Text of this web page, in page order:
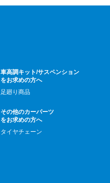
車高調キット/サスペンション
をお求めの方へ
足廻り商品
その他のカーパーツ
をお求めの方へ
タイヤチェーン